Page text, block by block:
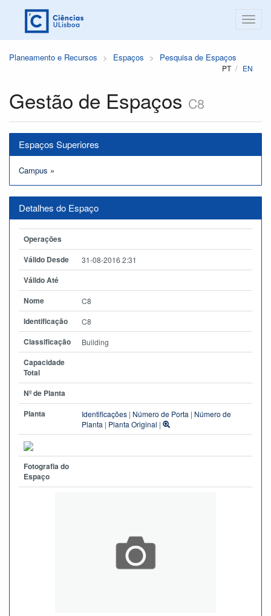
Planeamento e Recursos Espaços Pesquisa de Espaços
PT EN
Gestão de Espaços C8
Espaços Superiores
Campus »
Detalhes do Espaço
Operações
Válido Desde
31-08-2016 2:31
Válido Até
Nome
C8
Identificação C8
Classificação Building
Capacidade
Total
Nº de Planta
Planta
Identificações | Número de Porta | Número de
Planta | Planta Original |
Fotografia do
Espaço